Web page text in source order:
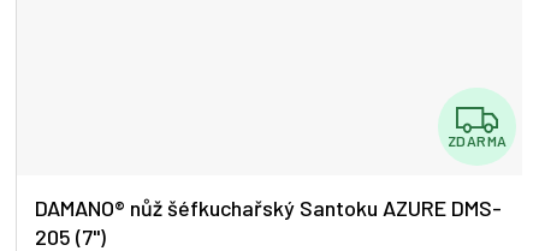
Z
D
A
ZDARMA
DAMANO® nůž šéfkuchařský Santoku AZURE DMS-
205 (7")